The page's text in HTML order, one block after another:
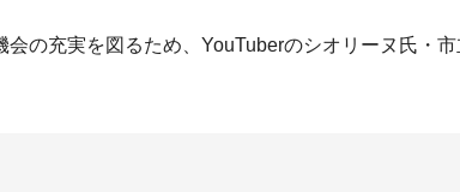
の充実を図るため、YouTuberのシオリーヌ氏・